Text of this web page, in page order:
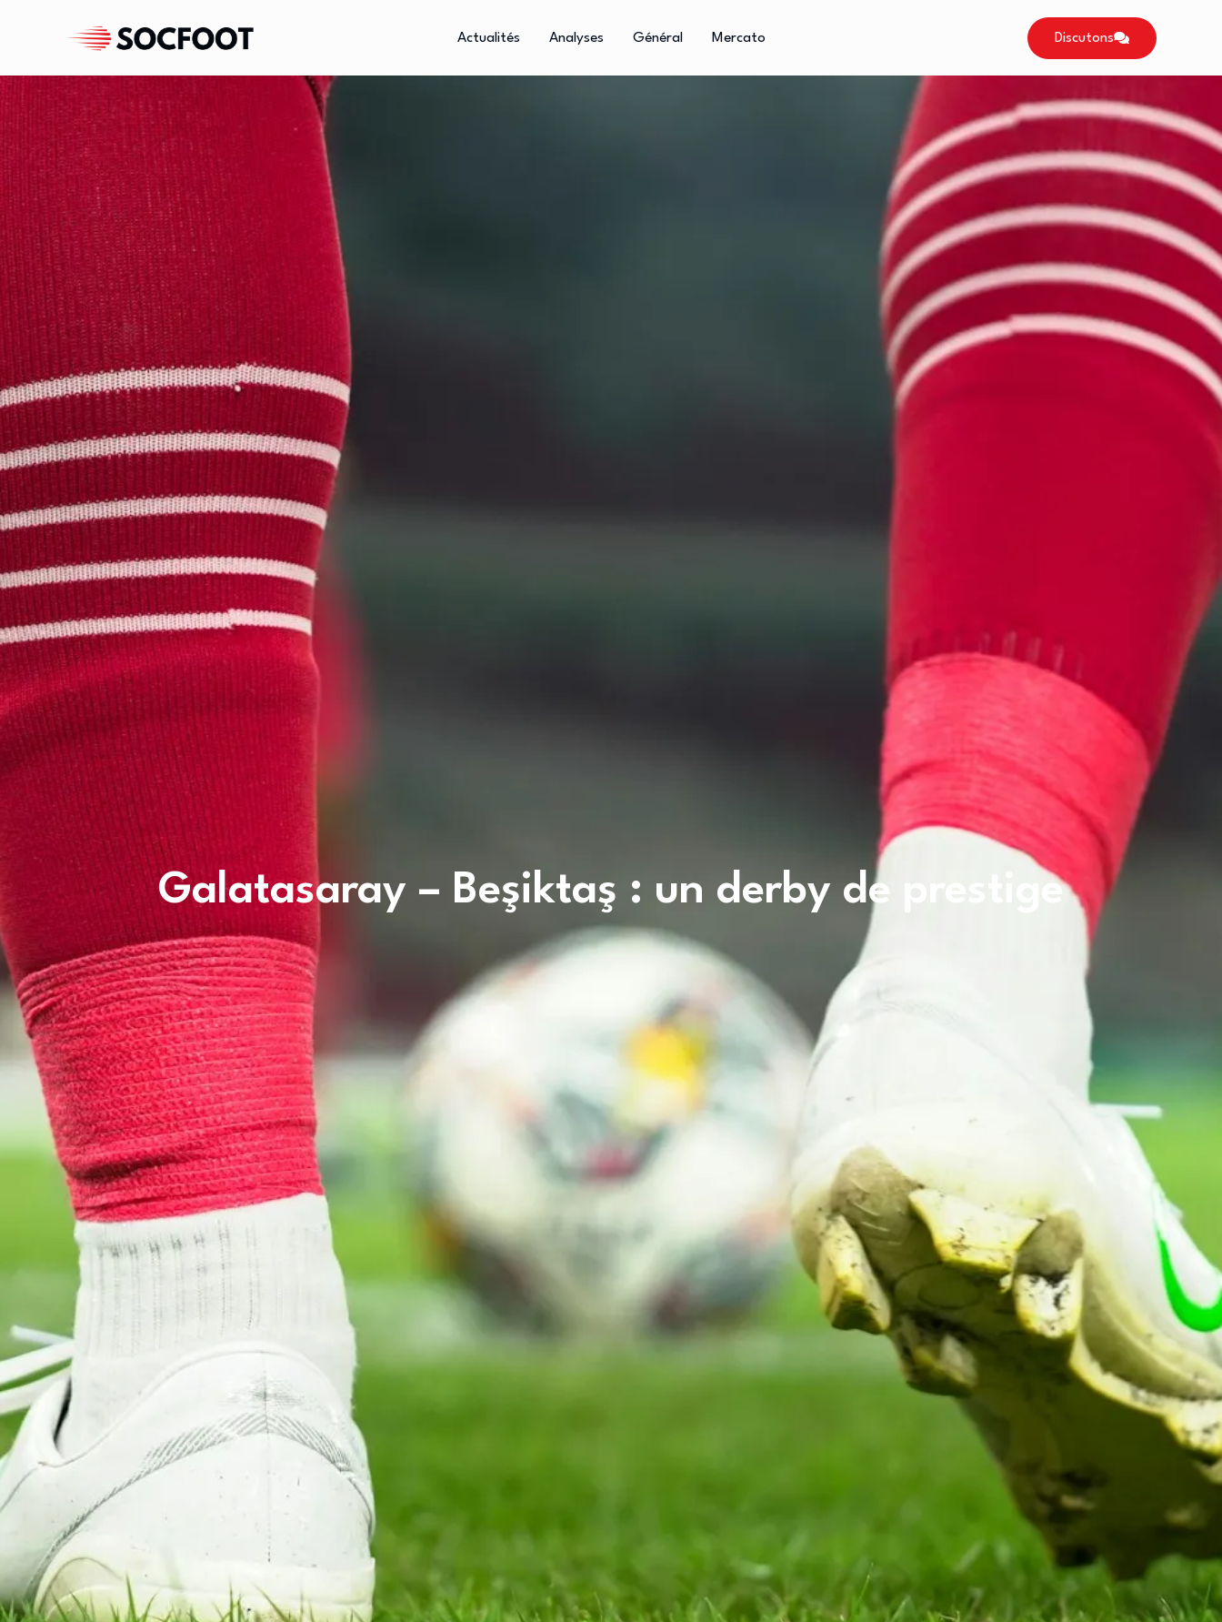
Actualités Analyses Général Mercato Discutons
Galatasaray – Beşiktaş : un derby de prestige